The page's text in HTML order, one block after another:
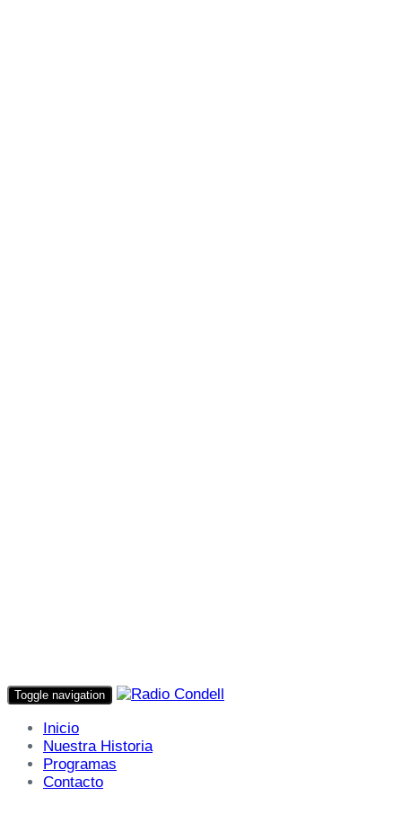
Toggle navigation
Inicio
Nuestra Historia
Programas
Contacto